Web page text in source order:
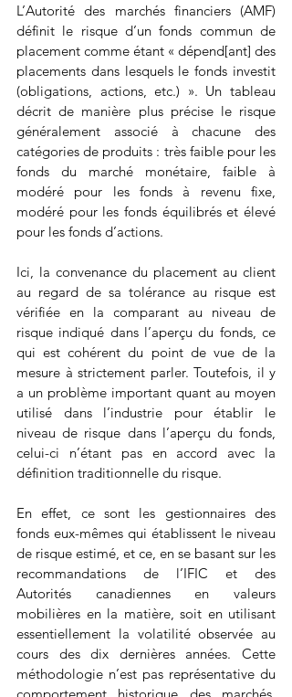
L’Autorité des marchés financiers (AMF)
définit le risque d’un fonds commun de
placement comme étant « dépend[ant] des
placements dans lesquels le fonds investit
(obligations, actions, etc.) ». Un tableau
décrit de manière plus précise le risque
généralement associé à chacune des
catégories de produits : très faible pour les
fonds du marché monétaire, faible à
modéré pour les fonds à revenu fixe,
modéré pour les fonds équilibrés et élevé
pour les fonds d’actions.
Ici, la convenance du placement au client
au regard de sa tolérance au risque est
vérifiée en la comparant au niveau de
risque indiqué dans l’aperçu du fonds, ce
qui est cohérent du point de vue de la
mesure à strictement parler. Toutefois, il y
a un problème important quant au moyen
utilisé dans l’industrie pour établir le
niveau de risque dans l’aperçu du fonds,
celui-ci n’étant pas en accord avec la
définition traditionnelle du risque.
En effet, ce sont les gestionnaires des
fonds eux-mêmes qui établissent le niveau
de risque estimé, et ce, en se basant sur les
recommandations de l’IFIC et des
Autorités canadiennes en valeurs
mobilières en la matière, soit en utilisant
essentiellement la volatilité observée au
cours des dix dernières années. Cette
méthodologie n’est pas représentative du